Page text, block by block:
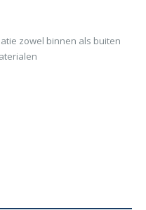
zowel binnen als buiten